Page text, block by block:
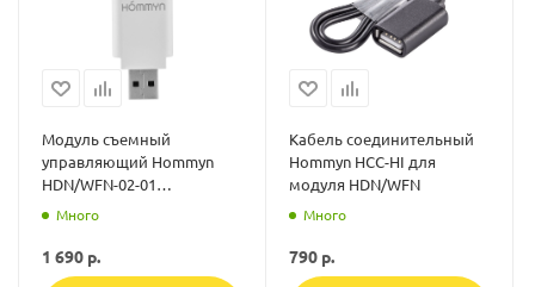
Модуль съемный
управляющий Hommyn
HDN/WFN-02-01
совместимость с
Electrolux
Много
1 690 р.
Кабель соединительный
Hommyn HCC-HI для
модуля HDN/WFN
Много
790 р.